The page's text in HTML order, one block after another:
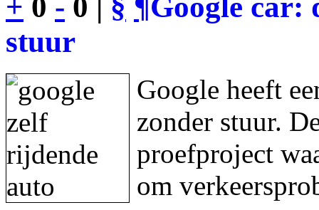
+ 0 - 0 | § ¶Google car:
stuur
Google heeft
zonder stuur.
proefproject
om